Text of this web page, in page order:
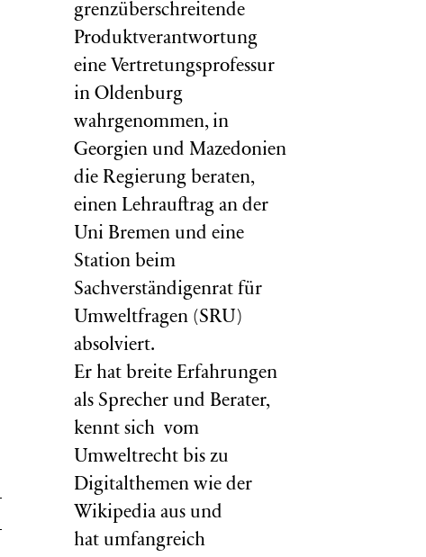
grenzüberschreitende
Produktverantwortung
eine Vertretungsprofessur
in Oldenburg
wahrgenommen, in
Georgien und Mazedonien
die Regierung beraten,
einen Lehrauftrag an der
Uni Bremen und eine
Station beim
Sachverständigenrat für
Umweltfragen (SRU )
absolviert.
Er hat breite Erfahrungen
als Sprecher und Berater,
kennt sich vom
Umweltrecht bis zu
Digitalthemen wie der
Wikipedia aus und
hat umfangreich